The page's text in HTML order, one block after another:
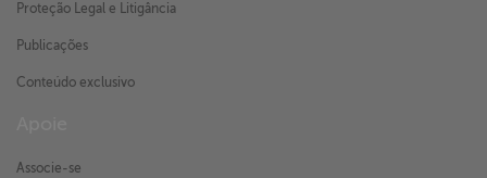
Proteção Legal e Litigância
Publicações
Conteúdo exclusivo
Associe-se